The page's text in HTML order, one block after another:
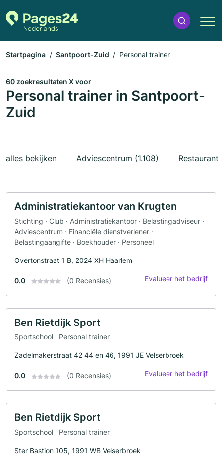
Startpagina Santpoort-Zuid Personal trainer
60 zoekresultaten X voor
Personal trainer in Santpoort-
Zuid
alles bekijken Adviescentrum (1.108) Restaurant
Administratiekantoor van Krugten
Stichting · Club · Administratiekantoor · Belastingadviseur ·
Adviescentrum · Financiële dienstverlener ·
Belastingaangifte · Boekhouder · Personeel
Overtonstraat 1 B, 2024 XH Haarlem
0.0 (0 Recensies) Evalueer het bedrijf
Ben Rietdijk Sport
Sportschool · Personal trainer
Zadelmakerstraat 42 44 en 46, 1991 JE Velserbroek
0.0 (0 Recensies) Evalueer het bedrijf
Ben Rietdijk Sport
Sportschool · Personal trainer
Ster Bastion 105, 1991 WB Velserbroek